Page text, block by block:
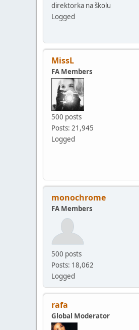
direktorka na školu
Logged
MissL
FA Members
500 posts
Posts: 21,945
Logged
monochrome
FA Members
500 posts
Posts: 18,062
Logged
rafa
Global Moderator